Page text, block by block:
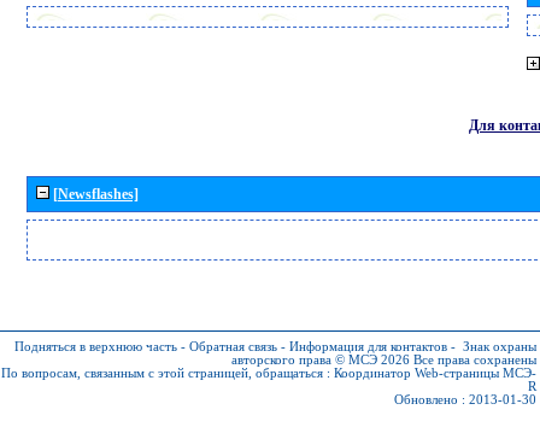
Для
[Newsflashes]
Подняться в верхнюю часть - Обратная связь - Информация для контактов - Знак охраны
авторского права © МСЭ 2026 Все права сохранены
По вопросам, связанным с этой страницей, обращаться : Координатор Web-страницы МСЭ-
R
Обновлено : 2013-01-30